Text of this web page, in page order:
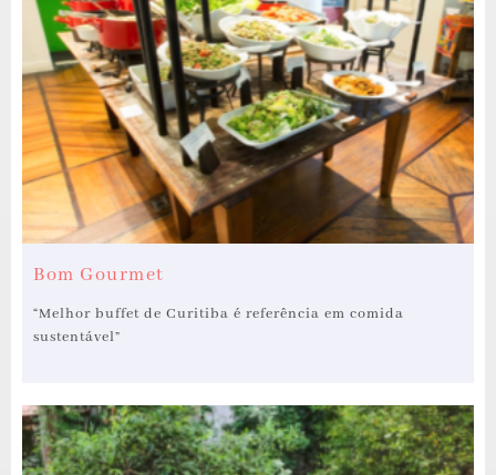
Bom Gourmet
“Melhor buffet de Curitiba é referência em comida
sustentável”